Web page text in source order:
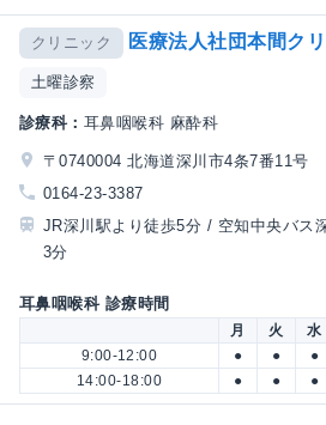
クリニック 医療法人社団本間ク
土曜診察
診療科： 耳鼻咽喉科 麻酔科
〒0740004 北海道深川市4条7番11号
0164-23-3387
JR深川駅より徒歩5分 / 空知中央バス
3分
耳鼻咽喉科 診療時間
月 火 水
9:00-12:00
● ● ●
14:00-18:00
● ● ●